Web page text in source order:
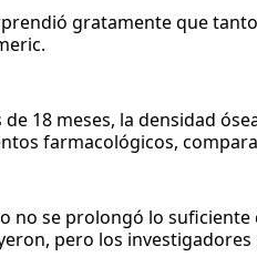
gratamente que
de 18 meses, la densidad
farmacológicos,
no se prolongó lo
pero los